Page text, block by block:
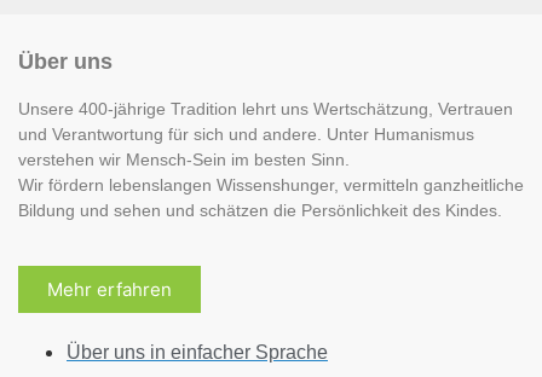
Über uns
Unsere 400-jährige Tradition lehrt uns Wertschätzung, Vertrauen
und Verantwortung für sich und andere. Unter Humanismus
verstehen wir Mensch-Sein im besten Sinn.
Wir fördern lebenslangen Wissenshunger, vermitteln ganzheitliche
Bildung und sehen und schätzen die Persönlichkeit des Kindes.
Mehr erfahren
Über uns in einfacher Sprache